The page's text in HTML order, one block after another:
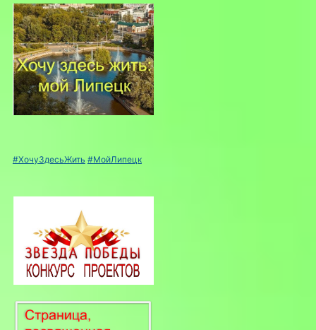
#ХочуЗдесьЖить #МойЛипецк